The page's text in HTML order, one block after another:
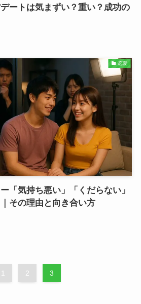
ートは気まずい？重い？成功の
恋愛
「気持ち悪い」「くだらない」
その理由と向き合い方
1 2 3